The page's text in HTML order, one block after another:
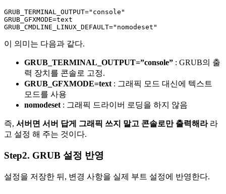
GRUB_TERMINAL_OUTPUT="console"
GRUB_GFXMODE=text
GRUB_CMDLINE_LINUX_DEFAULT="nomodeset"
이 의미는 다음과 같다.
GRUB_TERMINAL_OUTPUT=”console” : GRUB의 출
력 장치를 콘솔로 고정.
GRUB_GFXMODE=text : 그래픽 모드 대신에 텍스트
모드를 사용
nomodeset : 그래픽 드라이버 로딩을 하지 않음
즉, 서버면 서버 답게 그래픽 쓰지 말고 콘솔로만 출력해라라
고 설정 해 주는 것이다.
Step2. GRUB 설정 반영
설정을 저장한 뒤, 변경 사항을 실제 부트 설정에 반영한다.